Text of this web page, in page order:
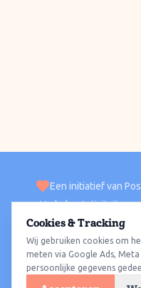
Een initiatief van
VerhalenActiviteiten
Alle wijkenAlmere Haven
Almere HoutAlmere
Cookies & Tracking
Wij gebruiken cookies om
meten via Google Ads,
persoonlijke gegevens